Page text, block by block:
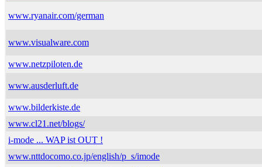
www.ryanair.com/german
www.visualware.com
www.netzpiloten.de
www.ausderluft.de
www.bilderkiste.de
www.cl21.net/blogs/
i-mode ... WAP ist OUT !
www.nttdocomo.co.jp/english/p_s/imode